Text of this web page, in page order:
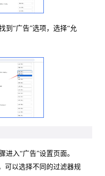
到“广告”选项，选择“允
进入“广告”设置页面。
可以选择不同的过滤器规